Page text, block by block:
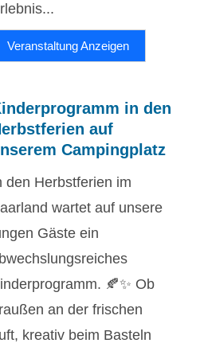
Veranstaltung Anzeigen
in den
auf
Campingplatz
den Herbstferien im
wartet auf unsere
Gäste ein
🍂✨ Ob
an der frischen
kreativ beim Basteln